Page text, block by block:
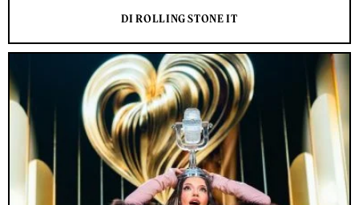
DI ROLLING STONE IT